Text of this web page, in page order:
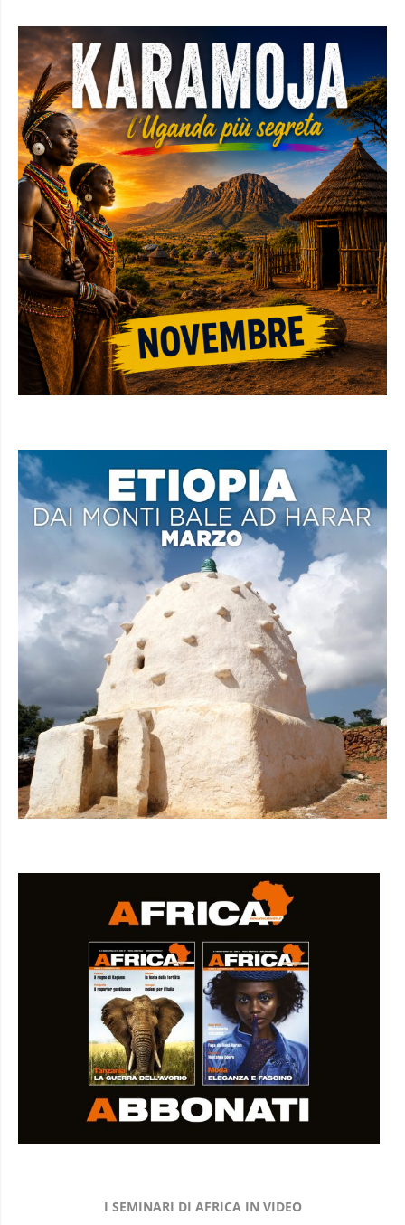
I SEMINARI DI AFRICA IN VIDEO